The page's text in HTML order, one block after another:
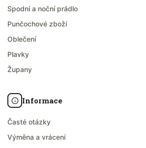
Spodní a noční prádlo
Punčochové zboží
Oblečení
Plavky
Župany
Informace
Časté otázky
Výměna a vrácení